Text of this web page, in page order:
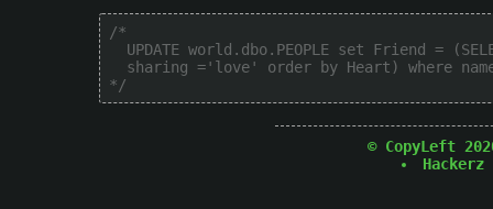
/*
UPDATE world.dbo.PEOPLE set Friend =
sharing ='love' order by Heart) where
*/
© CopyLeft
Hackerz